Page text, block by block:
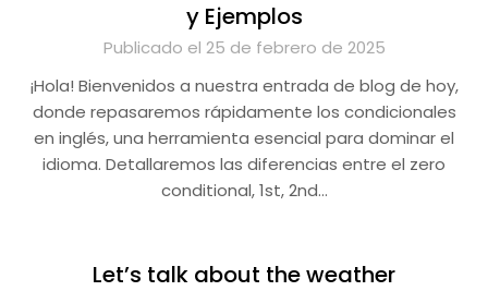
y Ejemplos
Publicado el 25 de febrero de 2025
¡Hola! Bienvenidos a nuestra entrada de blog de hoy,
donde repasaremos rápidamente los condicionales
en inglés, una herramienta esencial para dominar el
idioma. Detallaremos las diferencias entre el zero
conditional, 1st, 2nd…
Let’s talk about the weather